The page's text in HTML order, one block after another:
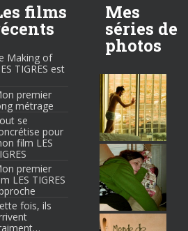
films
Making of
TIGRES est
premier
métrage
se
pour
film LES
premier
LES TIGRES
fois, ils
Mes
séries de
photos